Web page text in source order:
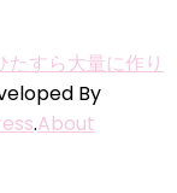
たすら大量に作り
By
.About